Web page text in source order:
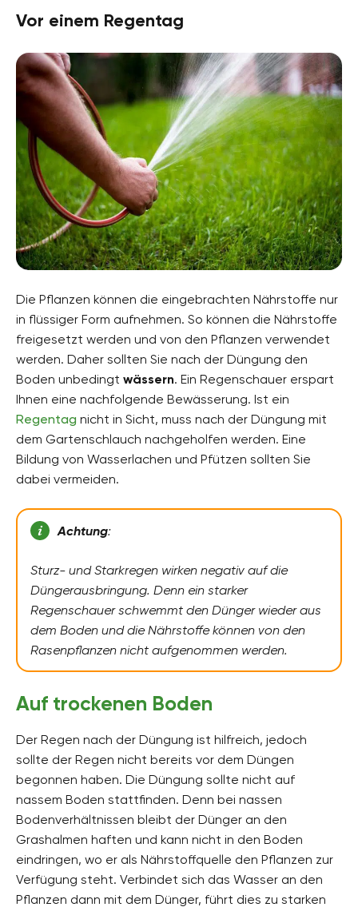
Vor einem Regentag
Die Pflanzen können die eingebrachten Nährstoffe nur
in flüssiger Form aufnehmen. So können die Nährstoffe
freigesetzt werden und von den Pflanzen verwendet
werden. Daher sollten Sie nach der Düngung den
Boden unbedingt wässern. Ein Regenschauer erspart
Ihnen eine nachfolgende Bewässerung. Ist ein
Regentag nicht in Sicht, muss nach der Düngung mit
dem Gartenschlauch nachgeholfen werden. Eine
Bildung von Wasserlachen und Pfützen sollten Sie
dabei vermeiden.
Achtung:
Sturz- und Starkregen wirken negativ auf die
Düngerausbringung. Denn ein starker
Regenschauer schwemmt den Dünger wieder aus
dem Boden und die Nährstoffe können von den
Rasenpflanzen nicht aufgenommen werden.
Auf trockenen Boden
Der Regen nach der Düngung ist hilfreich, jedoch
sollte der Regen nicht bereits vor dem Düngen
begonnen haben. Die Düngung sollte nicht auf
nassem Boden stattfinden. Denn bei nassen
Bodenverhältnissen bleibt der Dünger an den
Grashalmen haften und kann nicht in den Boden
eindringen, wo er als Nährstoffquelle den Pflanzen zur
Verfügung steht. Verbindet sich das Wasser an den
Pflanzen dann mit dem Dünger, führt dies zu starken